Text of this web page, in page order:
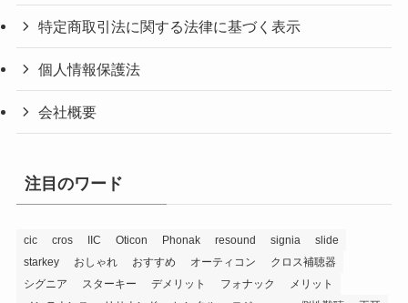
特定商取引法に関する法律に基づく表示
個人情報保護法
会社概要
注目のワード
cic cros IIC Oticon Phonak resound signia
slide
starkey
おしゃれ おすすめ オーティコン
クロス補聴器
シグニア
スターキー デメリット フォナック
メリット